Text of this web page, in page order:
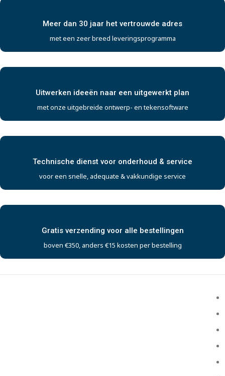
Meer dan 30 jaar het vertrouwde adres
met een zeer breed leveringsprogramma
Uitwerken ideeën naar een uitgewerkt plan
met onze uitgebreide ontwerp- en tekensoftware
Technische dienst voor onderhoud & service
voor een snelle, adequate & vakkundige service
Gratis verzending voor alle bestellingen
boven €350, anders €15 kosten per bestelling